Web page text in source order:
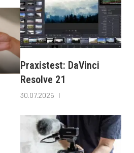
Praxistest: DaVinci
Resolve 21
30.07.2026